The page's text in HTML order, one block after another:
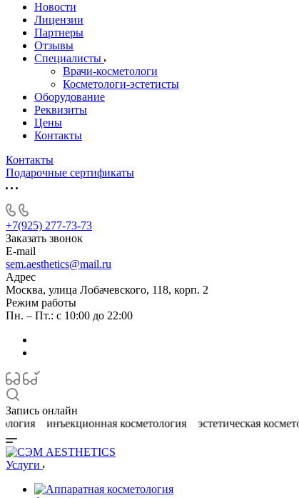
Новости
Лицензии
Партнеры
Отзывы
Специалисты
Врачи-косметологи
Косметологи-эстетисты
Оборудование
Реквизиты
Цены
Контакты
Контакты
Подарочные сертификаты
+7(925) 277-73-73
Заказать звонок
E-mail
sem.aesthetics@mail.ru
Адрес
Москва, улица Лобачевского, 118, корп. 2
Режим работы
Пн. – Пт.: с 10:00 до 22:00
Запись онлайн
Услуги